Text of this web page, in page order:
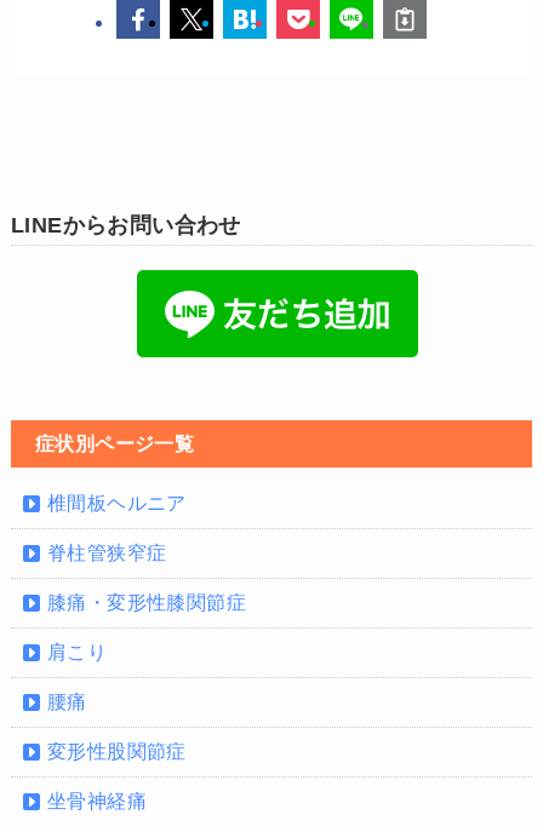
LINEからお問い合わせ
症状別ページ一覧
椎間板ヘルニア
脊柱管狭窄症
膝痛・変形性膝関節症
肩こり
腰痛
変形性股関節症
坐骨神経痛